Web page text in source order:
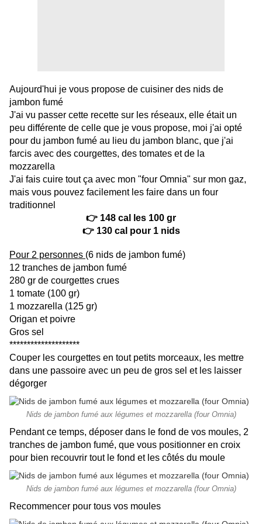
Aujourd'hui je vous propose de cuisiner des nids de
jambon fumé
J'ai vu passer cette recette sur les réseaux, elle était un
peu différente de celle que je vous propose, moi j'ai opté
pour du jambon fumé au lieu du jambon blanc, que j'ai
farcis avec des courgettes, des tomates et de la
mozzarella
J'ai fais cuire tout ça avec mon "four Omnia" sur mon gaz,
mais vous pouvez facilement les faire dans un four
traditionnel
👉 148 cal les 100 gr
👉 130 cal pour 1 nids
Pour 2 personnes (6 nids de jambon fumé)
12 tranches de jambon fumé
280 gr de courgettes crues
1 tomate (100 gr)
1 mozzarella (125 gr)
Origan et poivre
Gros sel
********************
Couper les courgettes en tout petits morceaux, les mettre
dans une passoire avec un peu de gros sel et les laisser
dégorger
Nids de jambon fumé aux légumes et mozzarella (four Omnia)
Pendant ce temps, déposer dans le fond de vos moules, 2
tranches de jambon fumé, que vous positionner en croix
pour bien recouvrir tout le fond et les côtés du moule
Nids de jambon fumé aux légumes et mozzarella (four Omnia)
Recommencer pour tous vos moules